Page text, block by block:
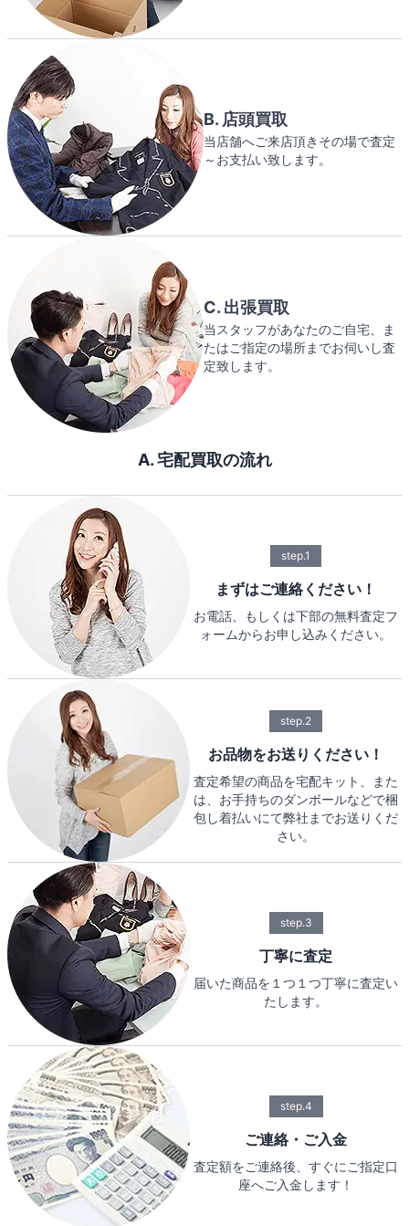
B. 店頭買取
当店舗へご来店頂きその場で査定
～お支払い致します。
C. 出張買取
当スタッフがあなたのご自宅、ま
たはご指定の場所までお伺いし査
定致します。
A. 宅配買取の流れ
step.1
まずはご連絡ください！
お電話、もしくは下部の無料査定フ
ォームからお申し込みください。
step.2
お品物をお送りください！
査定希望の商品を宅配キット、また
は、お手持ちのダンボールなどで梱
包し着払いにて弊社までお送りくだ
さい。
step.3
丁寧に査定
届いた商品を１つ１つ丁寧に査定い
たします。
step.4
ご連絡・ご入金
査定額をご連絡後、すぐにご指定口
座へご入金します！